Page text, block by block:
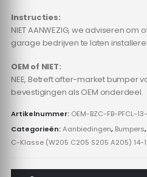
Instructies:
NIET AANWEZIG, we adviseren om
garage bedrijven te laten
OEM of NIET:
NEE, Betreft after-market bumper
bevestigingen als OEM onderdeel.
Artikelnummer: OEM-BZC-FB-PFCL-
Categorieën:Aanbiedingen, Bumpers,
C-Klasse (W205 C205 S205 A205) 14-